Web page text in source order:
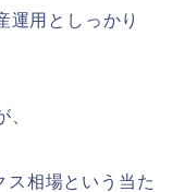
運用としっかり
ス相場という当た